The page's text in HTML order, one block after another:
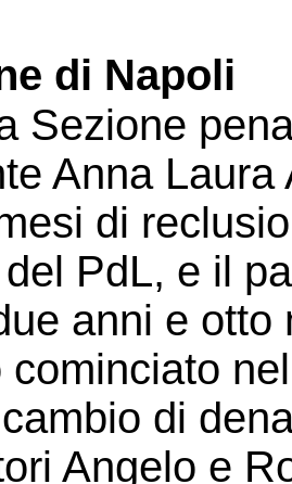
di Napoli
Sezione
Anna
di
PdL, e il
anni e
cominciato
di
Angelo e